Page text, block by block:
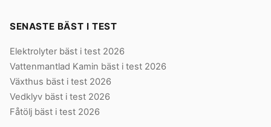
SENASTE BÄST I TEST
Elektrolyter bäst i test 2026
Vattenmantlad Kamin bäst i test 2026
Växthus bäst i test 2026
Vedklyv bäst i test 2026
Fåtölj bäst i test 2026